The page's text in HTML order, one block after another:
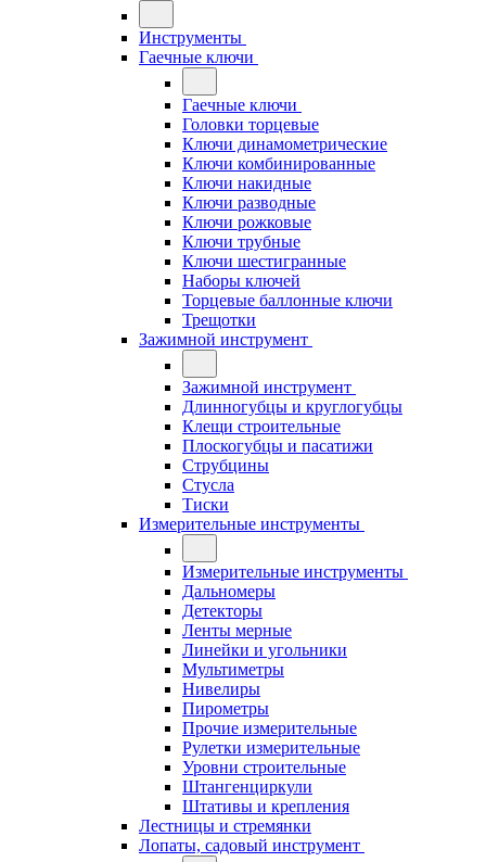
Инструменты
Гаечные ключи
Гаечные ключи
Головки торцевые
Ключи динамометрические
Ключи комбинированные
Ключи накидные
Ключи разводные
Ключи рожковые
Ключи трубные
Ключи шестигранные
Наборы ключей
Торцевые баллонные ключи
Трещотки
Зажимной инструмент
Зажимной инструмент
Длинногубцы и круглогубцы
Клещи строительные
Плоскогубцы и пасатижи
Струбцины
Стусла
Тиски
Измерительные инструменты
Измерительные инструменты
Дальномеры
Детекторы
Ленты мерные
Линейки и угольники
Мультиметры
Нивелиры
Пирометры
Прочие измерительные
Рулетки измерительные
Уровни строительные
Штангенциркули
Штативы и крепления
Лестницы и стремянки
Лопаты, садовый инструмент